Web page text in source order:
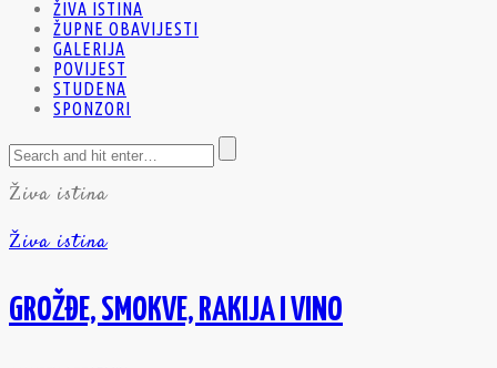
ŽIVA ISTINA
ŽUPNE OBAVIJESTI
GALERIJA
POVIJEST
STUDENA
SPONZORI
Živa istina
Živa istina
GROŽĐE, SMOKVE, RAKIJA I VINO